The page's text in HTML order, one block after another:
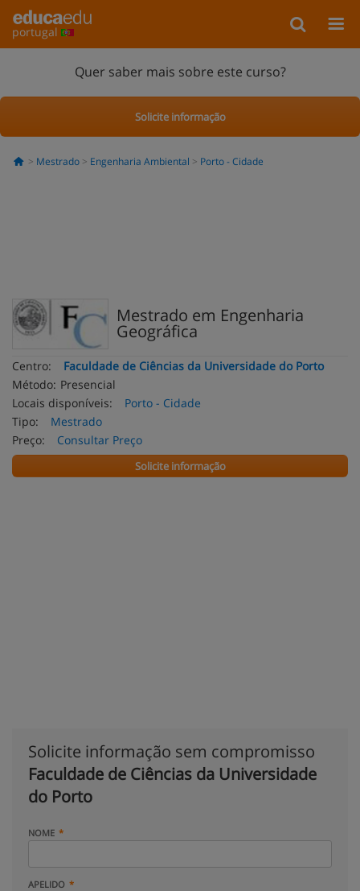
portugal
Quer saber mais sobre este curso?
Solicite informação
Mestrado Engenharia Ambiental Porto - Cidade
Mestrado em Engenharia
Geográfica
Centro:
Faculdade de Ciências da Universidade do Porto
Método: Presencial
Locais disponíveis:
Porto - Cidade
Tipo:
Mestrado
Preço:
Consultar Preço
Solicite informação
Solicite informação sem compromisso
Faculdade de Ciências da Universidade
do Porto
NOME
APELIDO